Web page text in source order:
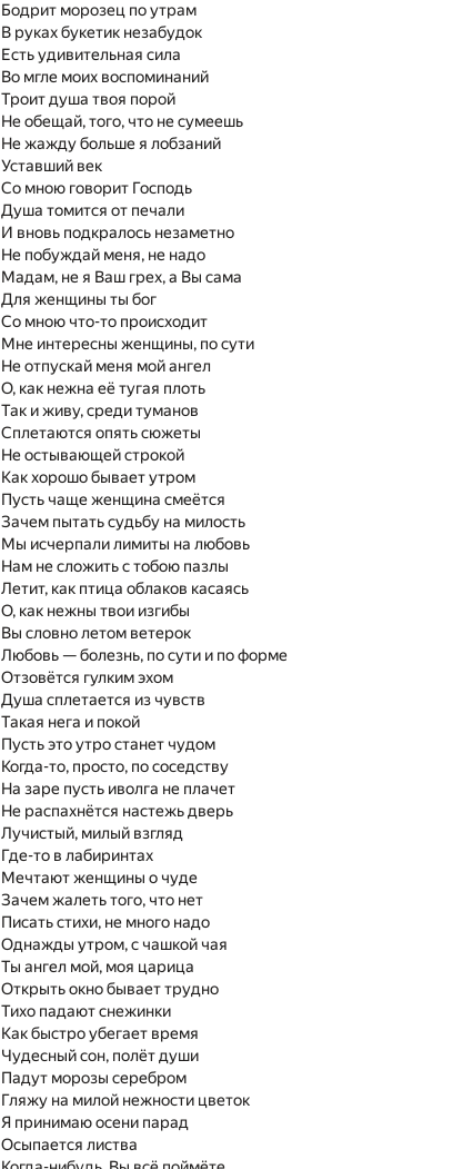
Бодрит морозец по утрам
В руках букетик незабудок
Есть удивительная сила
Во мгле моих воспоминаний
Троит душа твоя порой
Не обещай, того, что не сумеешь
Не жажду больше я лобзаний
Уставший век
Со мною говорит Господь
Душа томится от печали
И вновь подкралось незаметно
Не побуждай меня, не надо
Мадам, не я Ваш грех, а Вы сама
Для женщины ты бог
Со мною что-то происходит
Мне интересны женщины, по сути
Не отпускай меня мой ангел
О, как нежна её тугая плоть
Так и живу, среди туманов
Сплетаются опять сюжеты
Не остывающей строкой
Как хорошо бывает утром
Пусть чаще женщина смеётся
Зачем пытать судьбу на милость
Мы исчерпали лимиты на любовь
Нам не сложить с тобою пазлы
Летит, как птица облаков касаясь
О, как нежны твои изгибы
Вы словно летом ветерок
Любовь — болезнь, по сути и по форме
Отзовётся гулким эхом
Душа сплетается из чувств
Такая нега и покой
Пусть это утро станет чудом
Когда-то, просто, по соседству
На заре пусть иволга не плачет
Не распахнётся настежь дверь
Лучистый, милый взгляд
Где-то в лабиринтах
Мечтают женщины о чуде
Зачем жалеть того, что нет
Писать стихи, не много надо
Однажды утром, с чашкой чая
Ты ангел мой, моя царица
Открыть окно бывает трудно
Тихо падают снежинки
Как быстро убегает время
Чудесный сон, полёт души
Падут морозы серебром
Гляжу на милой нежности цветок
Я принимаю осени парад
Осыпается листва